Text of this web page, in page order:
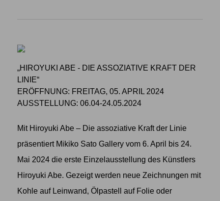
„HIROYUKI ABE - DIE ASSOZIATIVE KRAFT DER
LINIE“
ERÖFFNUNG: FREITAG, 05. APRIL 2024
AUSSTELLUNG: 06.04-24.05.2024
Mit Hiroyuki Abe – Die assoziative Kraft der Linie
präsentiert Mikiko Sato Gallery vom 6. April bis 24.
Mai 2024 die erste Einzelausstellung des Künstlers
Hiroyuki Abe. Gezeigt werden neue Zeichnungen mit
Kohle auf Leinwand, Ölpastell auf Folie oder